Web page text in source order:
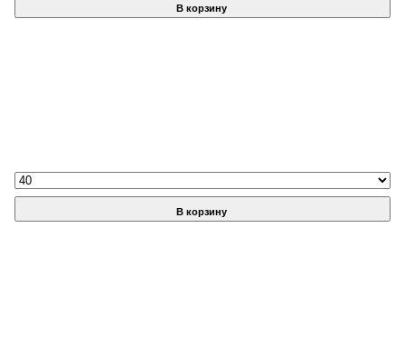
В корзину
В корзину